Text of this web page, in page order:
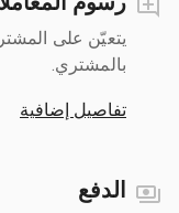
يتعيّن على
بالمشتري.
تفاصيل إضافية
الدفع